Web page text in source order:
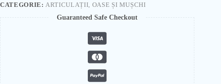
CATEGORIE: ARTICULAȚII, OASE ȘI MUȘCHI
Guaranteed Safe Checkout